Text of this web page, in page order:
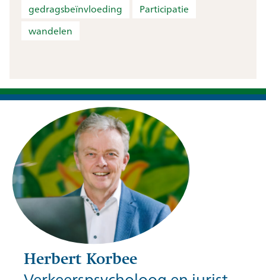
gedragsbeïnvloeding
Participatie
wandelen
Herbert Korbee